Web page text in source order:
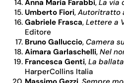
Anna Maria Farabbi, La via
Umberto Fiori, Autoritratto
Gabriele Frasca, Lettere a
Editore
Bruno Galluccio, Camera
Aimara Garlaschelli, Nel
Francesca Genti, La
HarperCollins Italia